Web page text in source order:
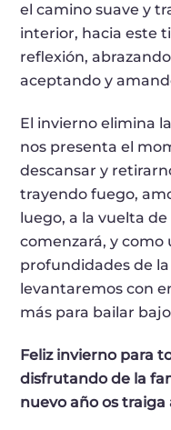
el camino suave y
interior, hacia este
reflexión,
aceptando y
El invierno elimina
nos presenta el
descansar y
trayendo fuego,
luego, a la vuelta
comenzará, y como
profundidades de
levantaremos con
más para bailar
Feliz invierno para
disfrutando de la
nuevo año os